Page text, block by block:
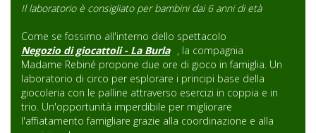
Il laboratorio è consigliato per bambini dai 6 anni di età
Come se fossimo all'interno dello spettacolo
Negozio di giocattoli - La Burla , la compagnia
Madame Rebiné propone due ore di gioco in famiglia. Un
laboratorio di circo per esplorare i principi base della
giocoleria con le palline attraverso esercizi in coppia e in
trio. Un'opportunità imperdibile per migliorare
l'affiatamento famigliare grazie alla coordinazione e alla